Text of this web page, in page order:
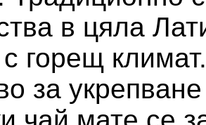
в цяла
горещ
за